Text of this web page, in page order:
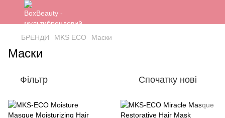
БРЕНДИ MKS ECO Маски
Маски
Фільтр Спочатку нові